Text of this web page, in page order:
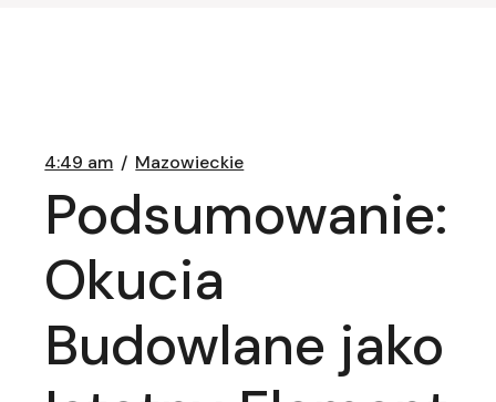
4:49 am Mazowieckie
Podsumowanie:
Okucia
Budowlane jako